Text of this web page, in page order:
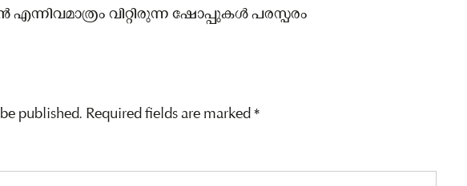
വിറ്റിരുന്ന ഷോപ്പുകൾ പരസ്പരം
published. Required fields are marked*